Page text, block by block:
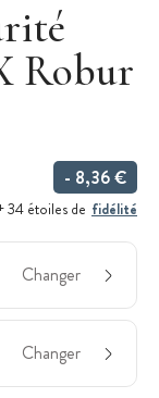
Robur
- 8,36 €
34 étoiles de fidélité
Changer
Changer